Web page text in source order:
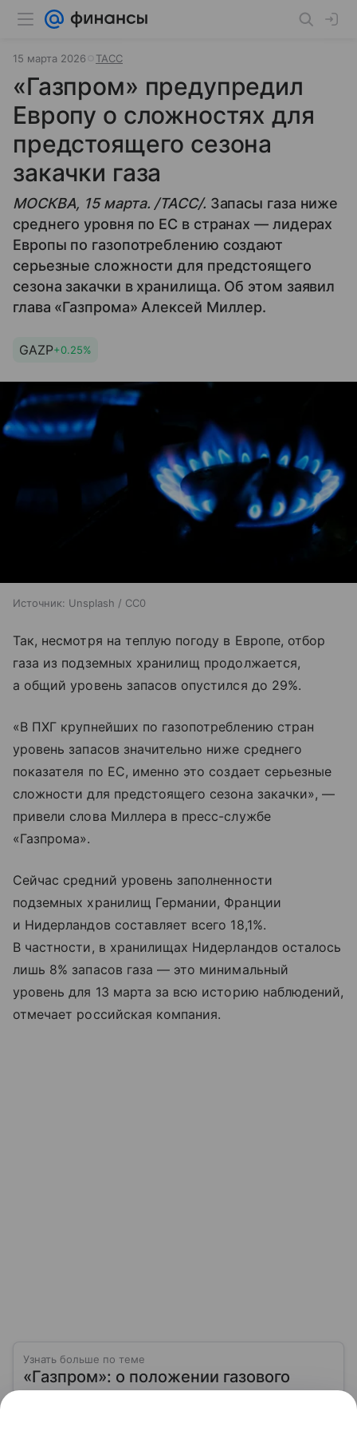
15 марта 2026 ТАСС
«Газпром» предупредил
Европу о сложностях для
предстоящего сезона
закачки газа
МОСКВА, 15 марта. /ТАСС/. Запасы газа ниже
среднего уровня по ЕС в странах — лидерах
Европы по газопотреблению создают
серьезные сложности для предстоящего
сезона закачки в хранилища. Об этом заявил
глава «Газпрома» Алексей Миллер.
GAZP+0.25%
Источник: Unsplash / CC0
Так, несмотря на теплую погоду в Европе, отбор
газа из подземных хранилищ продолжается,
а общий уровень запасов опустился до 29%.
«В ПХГ крупнейших по газопотреблению стран
уровень запасов значительно ниже среднего
показателя по ЕС, именно это создает серьезные
сложности для предстоящего сезона закачки», —
привели слова Миллера в пресс-службе
«Газпрома».
Сейчас средний уровень заполненности
подземных хранилищ Германии, Франции
и Нидерландов составляет всего 18,1%.
В частности, в хранилищах Нидерландов осталось
лишь 8% запасов газа — это минимальный
уровень для 13 марта за всю историю наблюдений,
отмечает российская компания.
Узнать больше по теме
«Газпром»: о положении газового